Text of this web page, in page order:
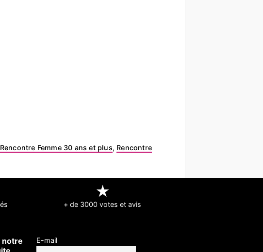
Rencontre Femme 30 ans et plus, Rencontre
★
+ de 3000 votes et avis
notre
E-mail